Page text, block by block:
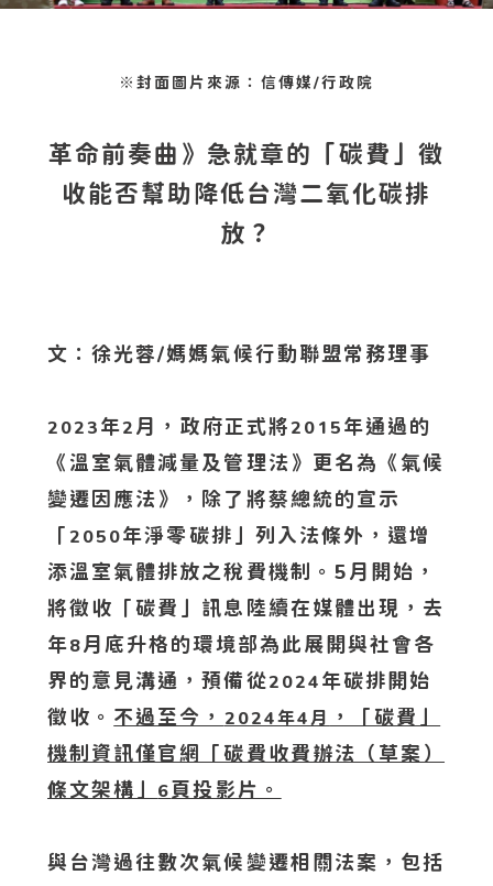
※封面圖片來源：信傳媒/行政院
革命前奏曲》急就章的「碳費」徵
收能否幫助降低台灣二氧化碳排
放？
文：徐光蓉/媽媽氣候行動聯盟常務理事
2023 年2 月，政府正式將2015 年通過的
《溫室氣體減量及管理法》更名為《氣候
變遷因應法》，除了將蔡總統的宣示
「2050年淨零碳排」列入法條外，還增
添溫室氣體排放之稅費機制。5月開始，
將徵收「碳費」訊息陸續在媒體出現，去
年8月底升格的環境部為此展開與社會各
界的意見溝通，預備從2024 年碳排開始
徵收。 不過至今， 2024年4月 ，「碳費」
機制資訊僅官網「碳費收費辦法（草案）
條文架構」 6頁投影片。
與台灣過往數次氣候變遷相關法案，包括